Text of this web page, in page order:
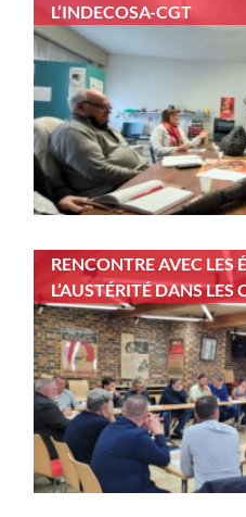
L’INDECOSA-CGT
RENCONTRE AVEC LES
L’AUSTÉRITÉ DANS LES